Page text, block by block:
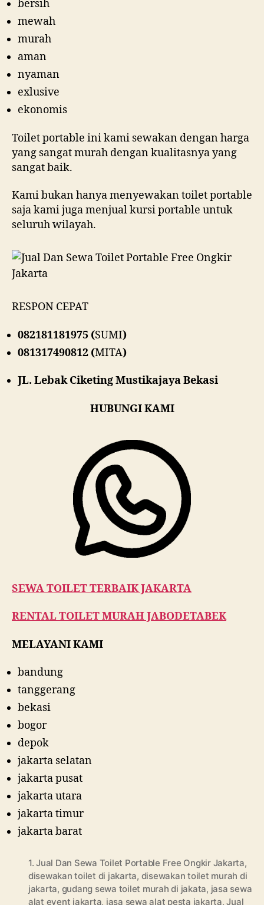
bersih
mewah
murah
aman
nyaman
exlusive
ekonomis
Toilet portable ini kami sewakan dengan harga
yang sangat murah dengan kualitasnya yang
sangat baik.
Kami bukan hanya menyewakan toilet portable
saja kami juga menjual kursi portable untuk
seluruh wilayah.
RESPON CEPAT
082181181975 (SUMI)
081317490812 (MITA)
JL. Lebak Ciketing Mustikajaya Bekasi
HUBUNGI KAMI
SEWA TOILET TERBAIK JAKARTA
RENTAL TOILET MURAH JABODETABEK
MELAYANI KAMI
bandung
tanggerang
bekasi
bogor
depok
jakarta selatan
jakarta pusat
jakarta utara
jakarta timur
jakarta barat
1. Jual Dan Sewa Toilet Portable Free Ongkir Jakarta,
disewakan toilet di jakarta, disewakan toilet murah di
jakarta, gudang sewa toilet murah di jakata, jasa sewa
alat event jakarta, jasa sewa alat pesta jakarta,Jual